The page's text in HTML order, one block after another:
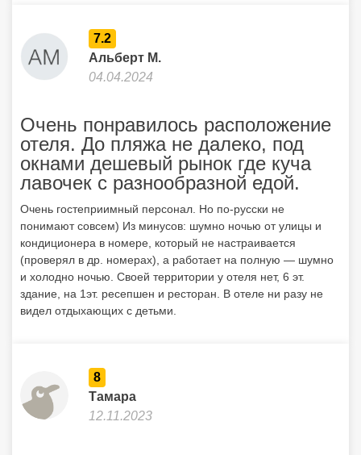
7.2
Альберт М.
04.04.2024
Очень понравилось расположение
отеля. До пляжа не далеко, под
окнами дешевый рынок где куча
лавочек с разнообразной едой.
Очень гостеприимный персонал. Но по-русски не
понимают совсем) Из минусов: шумно ночью от улицы и
кондиционера в номере, который не настраивается
(проверял в др. номерах), а работает на полную — шумно
и холодно ночью. Своей территории у отеля нет, 6 эт.
здание, на 1эт. ресепшен и ресторан. В отеле ни разу не
видел отдыхающих с детьми.
8
Тамара
12.11.2023